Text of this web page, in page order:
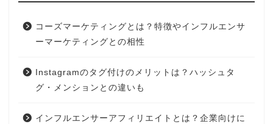
コーズマーケティングとは？特徴やインフルエンサ
ーマーケティングとの相性
Instagramのタグ付けのメリットは？ハッシュタ
グ・メンションとの違いも
インフルエンサーアフィリエイトとは？企業向けに